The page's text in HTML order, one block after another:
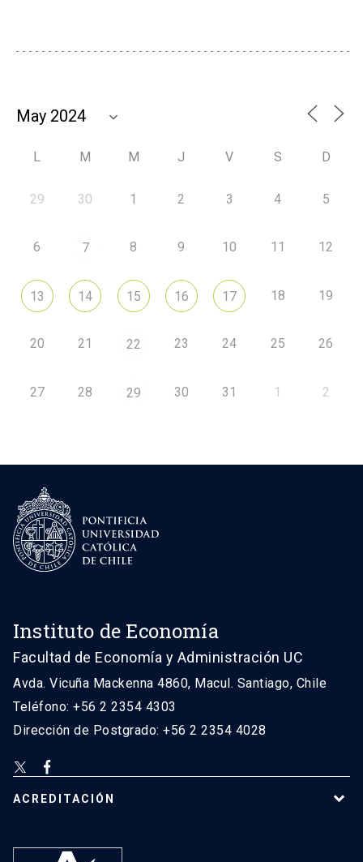
L M M J V S D
29 30 1 2 3 4 5
6 7 8 9 10 11 12
13 14 15 16 17 18 19
20 21 22 23 24 25 26
27 28 29 30 31 1 2
Instituto de Economía
Facultad de Economía y Administración UC
Avda. Vicuña Mackenna 4860, Macul. Santiago, Chile
Teléfono: +56 2 2354 4303
Dirección de Postgrado: +56 2 2354 4028
ACREDITACIÓN